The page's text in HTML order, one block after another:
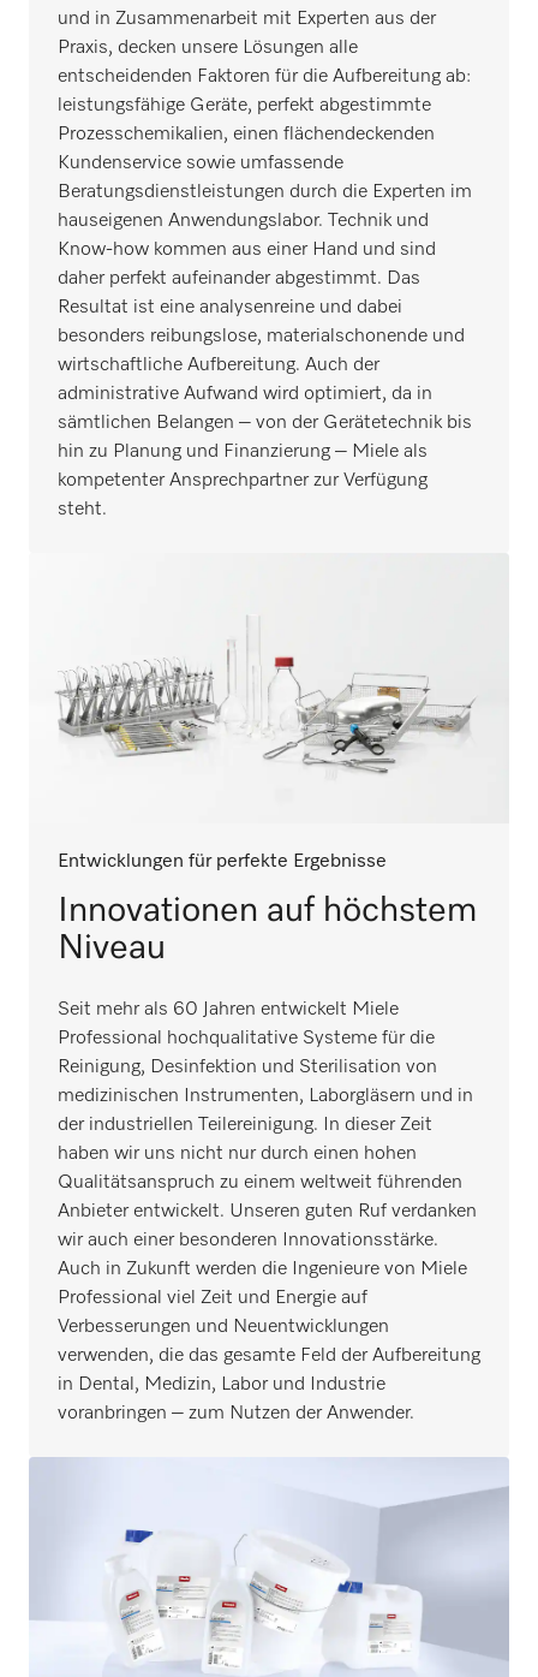
und in Zusammenarbeit mit Experten aus der
Praxis, decken unsere Lösungen alle
entscheidenden Faktoren für die Aufbereitung ab:
leistungsfähige Geräte, perfekt abgestimmte
Prozesschemikalien, einen flächendeckenden
Kundenservice sowie umfassende
Beratungsdienstleistungen durch die Experten im
hauseigenen Anwendungslabor. Technik und
Know-how kommen aus einer Hand und sind
daher perfekt aufeinander abgestimmt. Das
Resultat ist eine analysenreine und dabei
besonders reibungslose, materialschonende und
wirtschaftliche Aufbereitung. Auch der
administrative Aufwand wird optimiert, da in
sämtlichen Belangen – von der Gerätetechnik bis
hin zu Planung und Finanzierung – Miele als
kompetenter Ansprechpartner zur Verfügung
steht.
Entwicklungen für perfekte Ergebnisse
Innovationen auf höchstem
Niveau
Seit mehr als 60 Jahren entwickelt Miele
Professional hochqualitative Systeme für die
Reinigung, Desinfektion und Sterilisation von
medizinischen Instrumenten, Laborgläsern und in
der industriellen Teilereinigung. In dieser Zeit
haben wir uns nicht nur durch einen hohen
Qualitätsanspruch zu einem weltweit führenden
Anbieter entwickelt. Unseren guten Ruf verdanken
wir auch einer besonderen Innovationsstärke.
Auch in Zukunft werden die Ingenieure von Miele
Professional viel Zeit und Energie auf
Verbesserungen und Neuentwicklungen
verwenden, die das gesamte Feld der Aufbereitung
in Dental, Medizin, Labor und Industrie
voranbringen – zum Nutzen der Anwender.